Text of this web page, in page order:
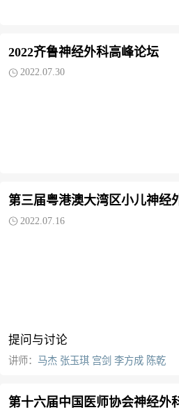
2022齐鲁神经外科高峰论坛
2022.07.30
第三届粤港澳大湾区小儿神经
2022.07.16
提问与讨论
讲师： 马杰 张玉琪 宫剑 李方成 陈乾
第十六届中国医师协会神经外